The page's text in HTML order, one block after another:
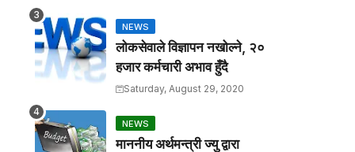
NEWS
लोकसेवाले विज्ञापन नखोल्ने, २०
हजार कर्मचारी अभाव हुँदै
Saturday, August 29, 2020
NEWS
माननीय अर्थमन्त्री ज्यु द्वारा